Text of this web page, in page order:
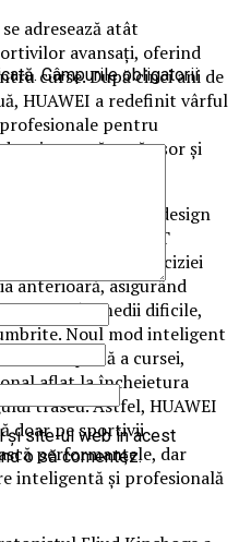
adresează atât
avansați, oferind
curse. După cinci ani de
HUAWEI a redefinit vârful
pentru
mișcare să pară ușor și
flotantă 3D și un design
WATCH GT
ale preciziei
anterioară, asigurând
chiar și în medii dificile,
Noul mod inteligent
completă a cursei,
aflat la încheietura
traseu. Astfel, HUAWEI
doar pe sportivii
performanțele, dar
inteligentă și profesională
Câmpurile obligatorii
și site-ul web în acest
o să comentez.